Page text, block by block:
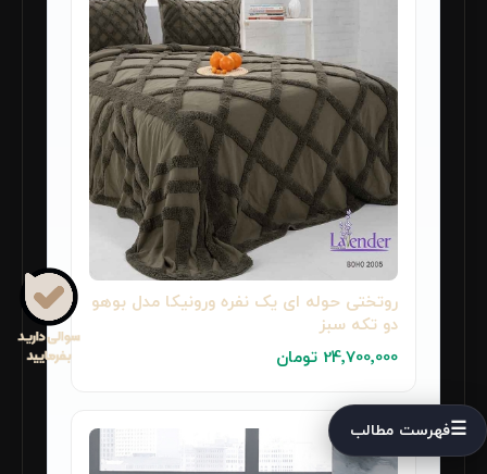
روتختی حوله ای یک نفره ورونیکا مدل بوهو
دو تکه سبز
24٬700٬000 تومان
☰فهرست مطالب